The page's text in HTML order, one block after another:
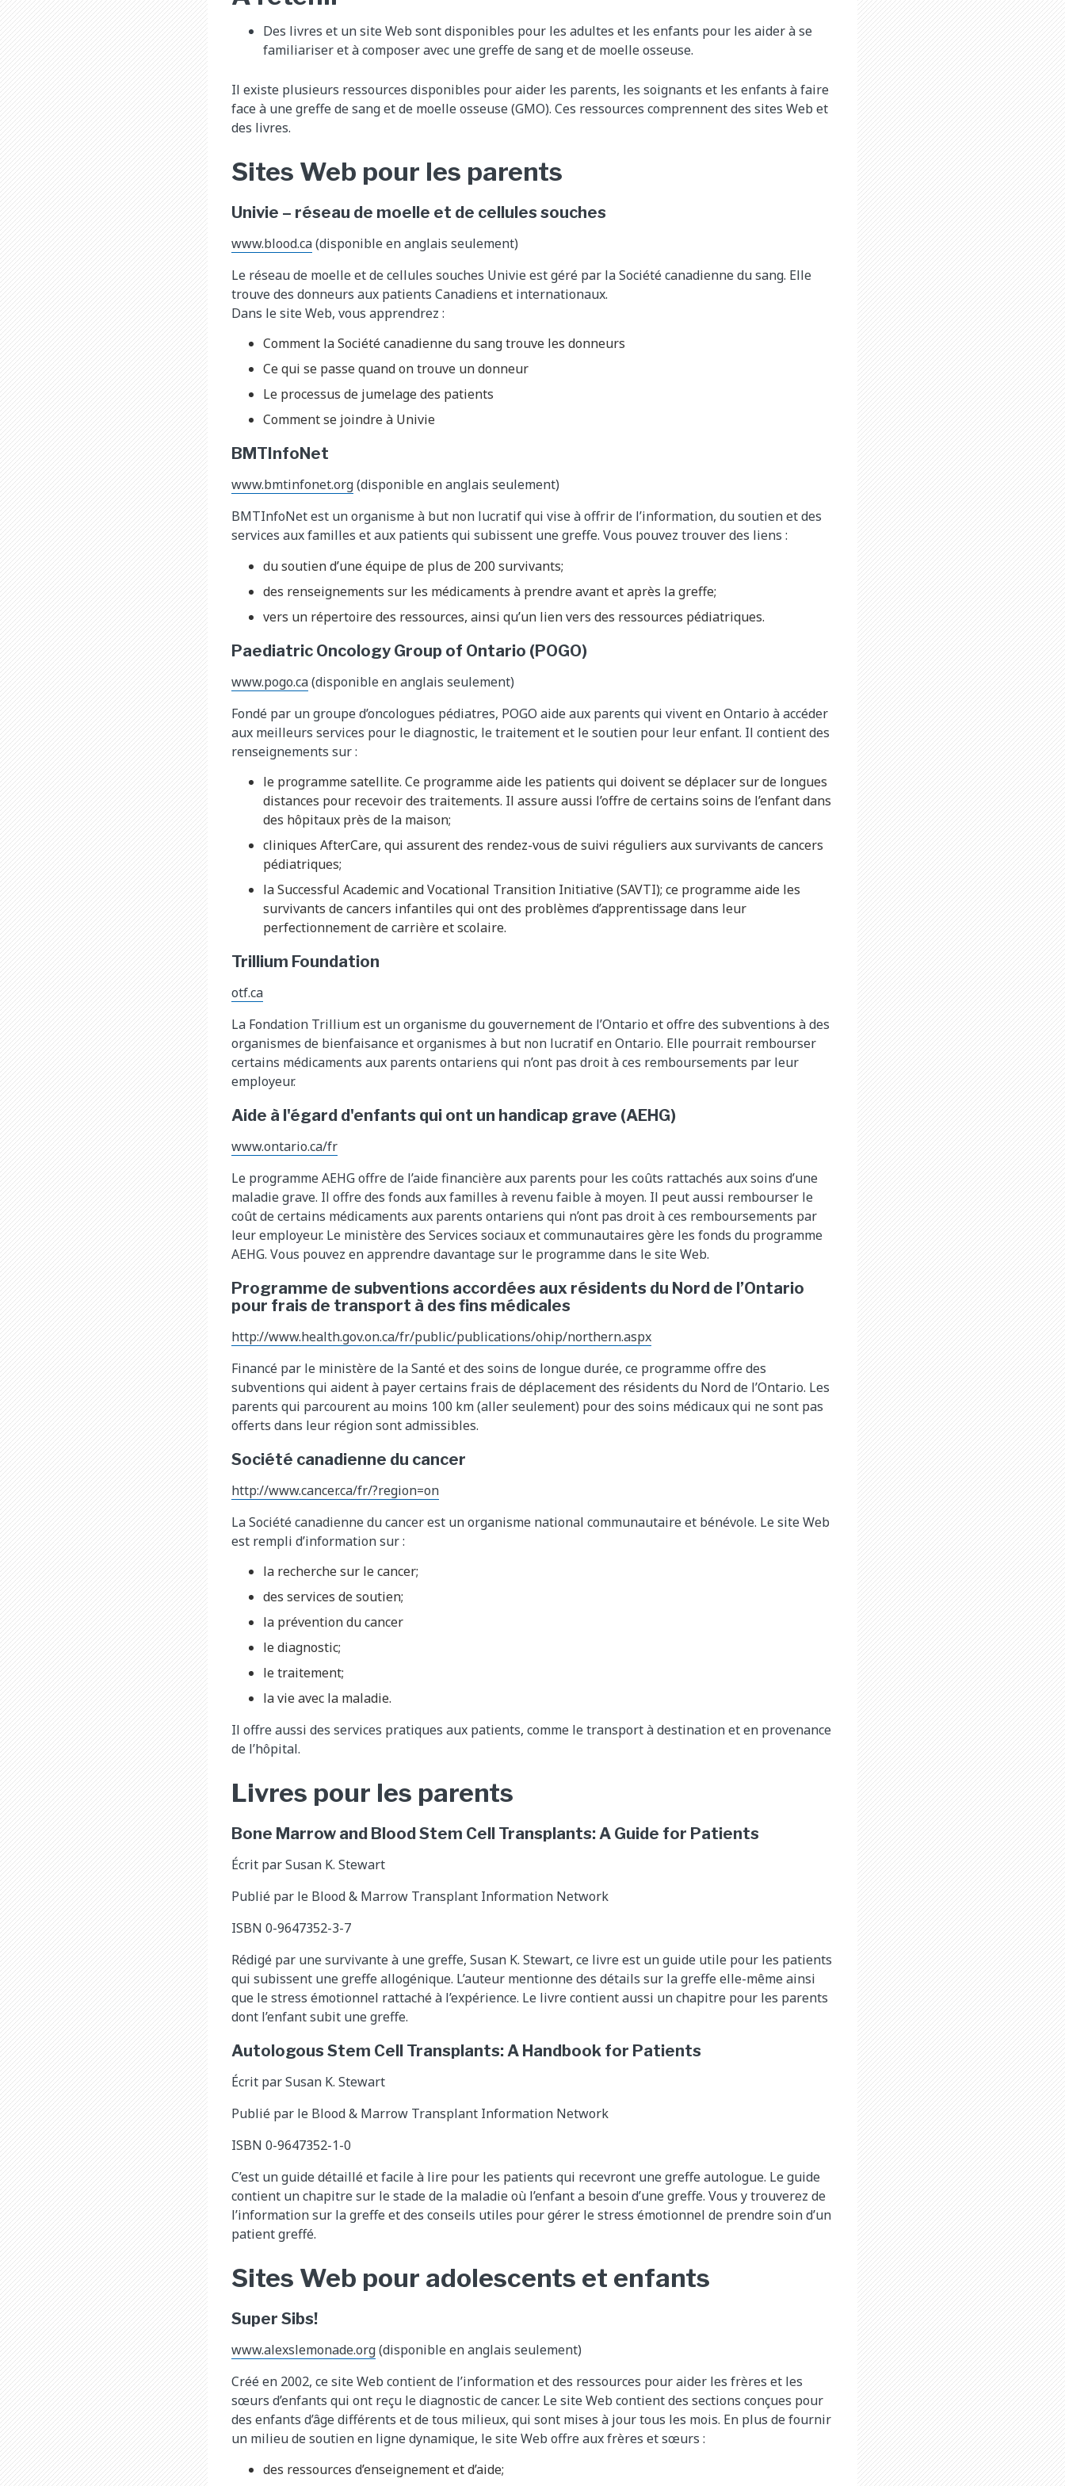
Des livres et un site Web sont disponibles pour les adultes et les enfants pour les aider à se
familiariser et à composer avec une greffe de sang et de moelle osseuse.
Il existe plusieurs ressources disponibles pour aider les parents, les soignants et les enfants à faire
face à une greffe de sang et de moelle osseuse (GMO). Ces ressources comprennent des sites Web et
des livres.
Sites Web pour les parents
Univie – réseau de moelle et de cellules souches
www.blood.ca(disponible en anglais seulement)
Le réseau de moelle et de cellules souches Univie est géré par la Société canadienne du sang. Elle
trouve des donneurs aux patients Canadiens et internationaux.
Dans le site Web, vous apprendrez :
Comment la Société canadienne du sang trouve les donneurs
Ce qui se passe quand on trouve un donneur
Le processus de jumelage des patients
Comment se joindre à Univie
BMTInfoNet
www.bmtinfonet.org(disponible en anglais seulement)
BMTInfoNet est un organisme à but non lucratif qui vise à offrir de l’information, du soutien et des
services aux familles et aux patients qui subissent une greffe. Vous pouvez trouver des liens :
du soutien d’une équipe de plus de 200 survivants;
des renseignements sur les médicaments à prendre avant et après la greffe;
vers un répertoire des ressources, ainsi qu’un lien vers des ressources pédiatriques.
Paediatric Oncology Group of Ontario (POGO)
www.pogo.ca(disponible en anglais seulement)
Fondé par un groupe d’oncologues pédiatres, POGO aide aux parents qui vivent en Ontario à accéder
aux meilleurs services pour le diagnostic, le traitement et le soutien pour leur enfant. Il contient des
renseignements sur :
le programme satellite. Ce programme aide les patients qui doivent se déplacer sur de longues
distances pour recevoir des traitements. Il assure aussi l’offre de certains soins de l’enfant dans
des hôpitaux près de la maison;
cliniques AfterCare, qui assurent des rendez-vous de suivi réguliers aux survivants de cancers
pédiatriques;
la Successful Academic and Vocational Transition Initiative (SAVTI); ce programme aide les
survivants de cancers infantiles qui ont des problèmes d’apprentissage dans leur
perfectionnement de carrière et scolaire.
Trillium Foundation
otf.ca
La Fondation Trillium est un organisme du gouvernement de l’Ontario et offre des subventions à des
organismes de bienfaisance et organismes à but non lucratif en Ontario. Elle pourrait rembourser
certains médicaments aux parents ontariens qui n’ont pas droit à ces remboursements par leur
employeur.
Aide à l'égard d'enfants qui ont un handicap grave (AEHG)
www.ontario.ca/fr
Le programme AEHG offre de l’aide financière aux parents pour les coûts rattachés aux soins d’une
maladie grave. Il offre des fonds aux familles à revenu faible à moyen. Il peut aussi rembourser le
coût de certains médicaments aux parents ontariens qui n’ont pas droit à ces remboursements par
leur employeur. Le ministère des Services sociaux et communautaires gère les fonds du programme
AEHG. Vous pouvez en apprendre davantage sur le programme dans le site Web.
Programme de subventions accordées aux résidents du Nord de l’Ontario
pour frais de transport à des fins médicales
http://www.health.gov.on.ca/fr/public/publications/ohip/northern.aspx
Financé par le ministère de la Santé et des soins de longue durée, ce programme offre des
subventions qui aident à payer certains frais de déplacement des résidents du Nord de l’Ontario. Les
parents qui parcourent au moins 100 km (aller seulement) pour des soins médicaux qui ne sont pas
offerts dans leur région sont admissibles.
Société canadienne du cancer
http://www.cancer.ca/fr/?region=on
La Société canadienne du cancer est un organisme national communautaire et bénévole. Le site Web
est rempli d’information sur :
la recherche sur le cancer;
des services de soutien;
la prévention du cancer
le diagnostic;
le traitement;
la vie avec la maladie.
Il offre aussi des services pratiques aux patients, comme le transport à destination et en provenance
de l’hôpital.
Livres pour les parents
Bone Marrow and Blood Stem Cell Transplants: A Guide for Patients
Écrit par Susan K. Stewart
Publié par le Blood & Marrow Transplant Information Network
ISBN 0-9647352-3-7
Rédigé par une survivante à une greffe, Susan K. Stewart, ce livre est un guide utile pour les patients
qui subissent une greffe allogénique. L’auteur mentionne des détails sur la greffe elle-même ainsi
que le stress émotionnel rattaché à l’expérience. Le livre contient aussi un chapitre pour les parents
dont l’enfant subit une greffe.
Autologous Stem Cell Transplants: A Handbook for Patients
Écrit par Susan K. Stewart
Publié par le Blood & Marrow Transplant Information Network
ISBN 0-9647352-1-0
C’est un guide détaillé et facile à lire pour les patients qui recevront une greffe autologue. Le guide
contient un chapitre sur le stade de la maladie où l’enfant a besoin d’une greffe. Vous y trouverez de
l’information sur la greffe et des conseils utiles pour gérer le stress émotionnel de prendre soin d’un
patient greffé.
Sites Web pour adolescents et enfants
Super Sibs!
www.alexslemonade.org(disponible en anglais seulement)
Créé en 2002, ce site Web contient de l’information et des ressources pour aider les frères et les
sœurs d’enfants qui ont reçu le diagnostic de cancer. Le site Web contient des sections conçues pour
des enfants d’âge différents et de tous milieux, qui sont mises à jour tous les mois. En plus de fournir
un milieu de soutien en ligne dynamique, le site Web offre aux frères et sœurs :
des ressources d’enseignement et d’aide;